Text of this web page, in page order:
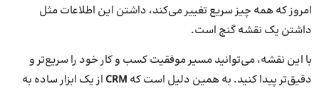
امروز که همه چیز سریع تغییر می‌کند، داشتن این اطلاعات مثل
داشتن یک نقشه گنج است.
با این نقشه، می‌توانید مسیر موفقیت کسب و کار خود را سریع‌تر و
دقیق‌تر پیدا کنید. به همین دلیل است که CRM از یک ابزار ساده به